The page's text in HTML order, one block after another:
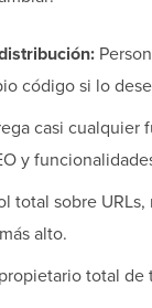
código si lo
casi cualquier
y
total sobre URLs,
alto.
total de